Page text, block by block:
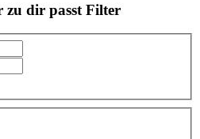
zu dir passt Filter